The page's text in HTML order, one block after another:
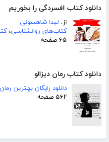
دانلود کتاب افسردگی را بخوریم
از: لیدا شاهسونی
کتاب‌های روانشناسی،
۶۵ صفحه
دانلود کتاب رمان دیزالو
دانلود رایگان بهترین
۵۶۲ صفحه